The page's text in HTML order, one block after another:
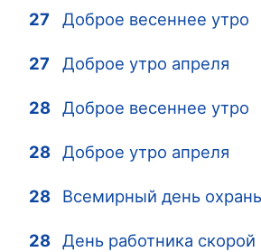
27 Доброе весеннее утро
27 Доброе утро апреля
28 Доброе весеннее утро
28 Доброе утро апреля
28 Всемирный день
28 День работника